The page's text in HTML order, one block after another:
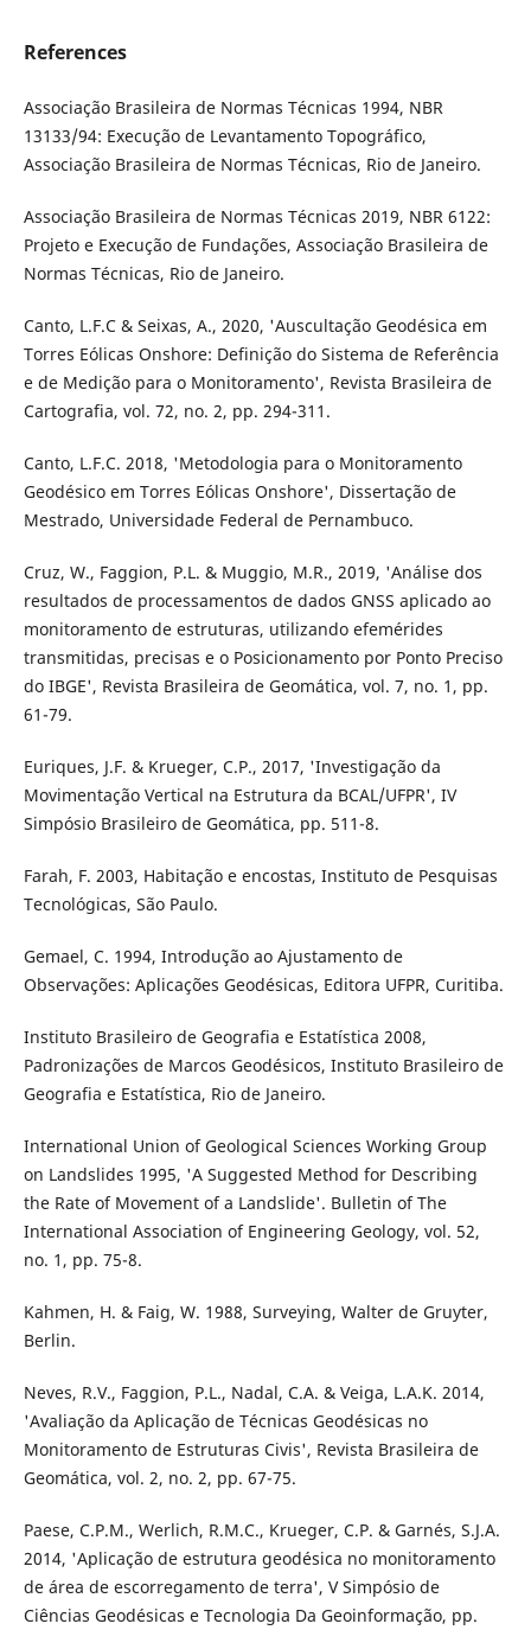
References
Associação Brasileira de Normas Técnicas 1994, NBR
13133/94: Execução de Levantamento Topográfico,
Associação Brasileira de Normas Técnicas, Rio de Janeiro.
Associação Brasileira de Normas Técnicas 2019, NBR 6122:
Projeto e Execução de Fundações, Associação Brasileira de
Normas Técnicas, Rio de Janeiro.
Canto, L.F.C & Seixas, A., 2020, 'Auscultação Geodésica em
Torres Eólicas Onshore: Definição do Sistema de Referência
e de Medição para o Monitoramento', Revista Brasileira de
Cartografia, vol. 72, no. 2, pp. 294-311.
Canto, L.F.C. 2018, 'Metodologia para o Monitoramento
Geodésico em Torres Eólicas Onshore', Dissertação de
Mestrado, Universidade Federal de Pernambuco.
Cruz, W., Faggion, P.L. & Muggio, M.R., 2019, 'Análise dos
resultados de processamentos de dados GNSS aplicado ao
monitoramento de estruturas, utilizando efemérides
transmitidas, precisas e o Posicionamento por Ponto Preciso
do IBGE', Revista Brasileira de Geomática, vol. 7, no. 1, pp.
61-79.
Euriques, J.F. & Krueger, C.P., 2017, 'Investigação da
Movimentação Vertical na Estrutura da BCAL/UFPR', IV
Simpósio Brasileiro de Geomática, pp. 511-8.
Farah, F. 2003, Habitação e encostas, Instituto de Pesquisas
Tecnológicas, São Paulo.
Gemael, C. 1994, Introdução ao Ajustamento de
Observações: Aplicações Geodésicas, Editora UFPR, Curitiba.
Instituto Brasileiro de Geografia e Estatística 2008,
Padronizações de Marcos Geodésicos, Instituto Brasileiro de
Geografia e Estatística, Rio de Janeiro.
International Union of Geological Sciences Working Group
on Landslides 1995, 'A Suggested Method for Describing
the Rate of Movement of a Landslide'. Bulletin of The
International Association of Engineering Geology, vol. 52,
no. 1, pp. 75-8.
Kahmen, H. & Faig, W. 1988, Surveying, Walter de Gruyter,
Berlin.
Neves, R.V., Faggion, P.L., Nadal, C.A. & Veiga, L.A.K. 2014,
'Avaliação da Aplicação de Técnicas Geodésicas no
Monitoramento de Estruturas Civis', Revista Brasileira de
Geomática, vol. 2, no. 2, pp. 67-75.
Paese, C.P.M., Werlich, R.M.C., Krueger, C.P. & Garnés, S.J.A.
2014, 'Aplicação de estrutura geodésica no monitoramento
de área de escorregamento de terra', V Simpósio de
Ciências Geodésicas e Tecnologia Da Geoinformação, pp.